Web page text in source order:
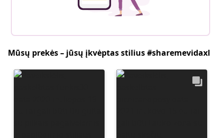
Mūsų prekės – jūsų įkvėptas stilius #sharemevidaxl